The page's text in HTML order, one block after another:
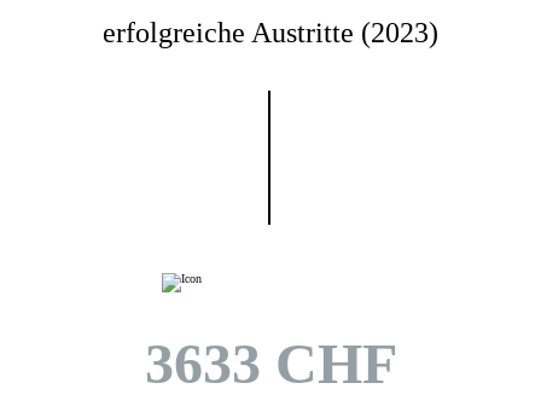
erfolgreiche Austritte (2023)
3633 CHF